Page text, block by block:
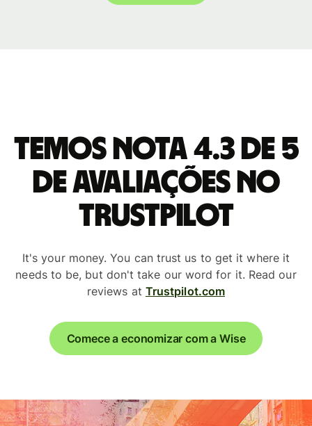
Temos nota 4.3 de 5
de avaliações no
Trustpilot
It's your money. You can trust us to get it where it
needs to be, but don't take our word for it. Read our
reviews at Trustpilot.com
Comece a economizar com a Wise